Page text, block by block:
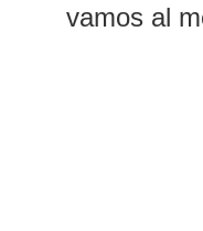
vamos al